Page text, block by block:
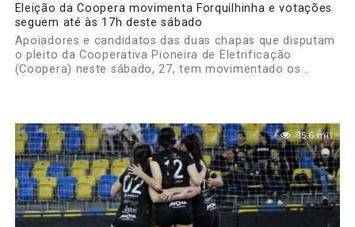
Eleição da Coopera movimenta Forquilhinha e votações
seguem até às 17h deste sábado
Apoiadores e candidatos das duas chapas que disputam
o pleito da Cooperativa Pioneira de Eletrificação
(Coopera) neste sábado, 27, tem movimentado os...
15.6 mil